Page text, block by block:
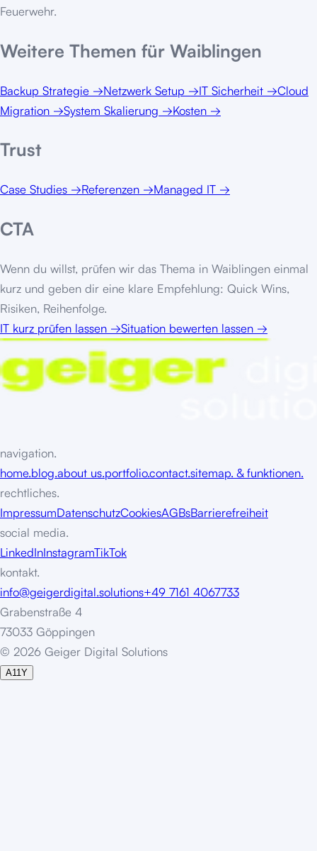
Feuerwehr.
Weitere Themen für Waiblingen
Backup Strategie →Netzwerk Setup →IT Sicherheit →Cloud
Migration →System Skalierung →Kosten →
Trust
Case Studies →Referenzen →Managed IT →
CTA
Wenn du willst, prüfen wir das Thema in Waiblingen einmal
kurz und geben dir eine klare Empfehlung: Quick Wins,
Risiken, Reihenfolge.
IT kurz prüfen lassen →Situation bewerten lassen →
navigation.
home.blog.about us.portfolio.contact.sitemap. & funktionen.
rechtliches.
ImpressumDatenschutzCookiesAGBsBarrierefreiheit
social media.
LinkedInInstagramTikTok
kontakt.
info@geigerdigital.solutions+49 7161 4067733
Grabenstraße 4
73033 Göppingen
© 2026 Geiger Digital Solutions
A11Y